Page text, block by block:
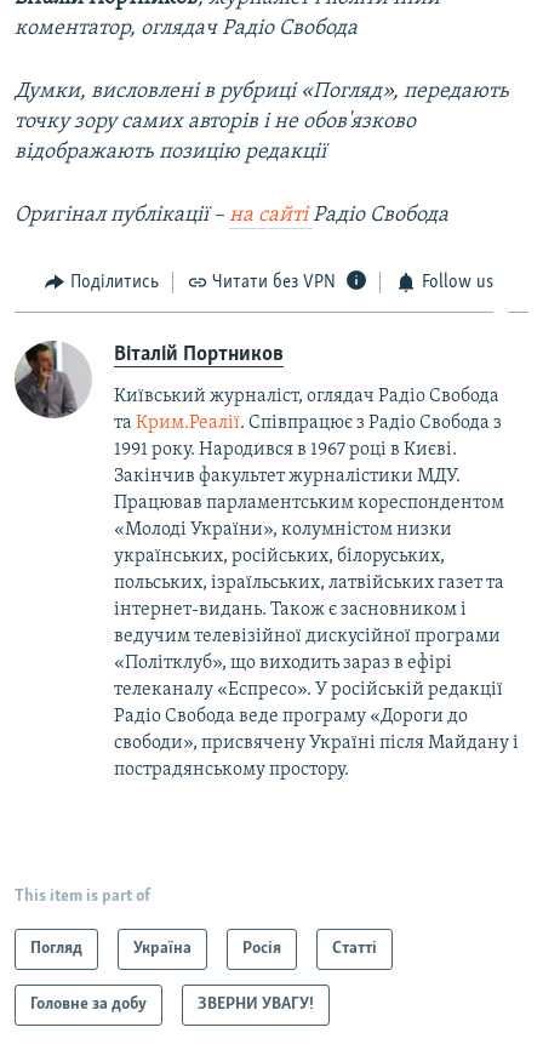
коментатор, оглядач Радіо Свобода
Думки, висловлені в рубриці «Погляд», передають
точку зору самих авторів і не обов'язково
відображають позицію редакції
Оригінал публікації – на сайтіРадіо Свобода
Поділитись Читати без VPN Follow us
Віталій Портников
Київський журналіст, оглядач Радіо Свобода
та Крим.Реалії. Співпрацює з Радіо Свобода з
1991 року. Народився в 1967 році в Києві.
Закінчив факультет журналістики МДУ.
Працював парламентським кореспондентом
«Молоді України», колумністом низки
українських, російських, білоруських,
польських, ізраїльських, латвійських газет та
інтернет-видань. Також є засновником і
ведучим телевізійної дискусійної програми
«Політклуб», що виходить зараз в ефірі
телеканалу «Еспресо». У російській редакції
Радіо Свобода веде програму «Дороги до
свободи», присвячену Україні після Майдану і
пострадянському простору.
This item is part of
Погляд Україна Росія Статті
Головне за добу ЗВЕРНИ УВАГУ!